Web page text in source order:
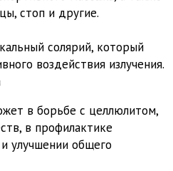
стоп и другие.
солярий, который
воздействия излучения.
в борьбе с целлюлитом,
в профилактике
улучшении общего